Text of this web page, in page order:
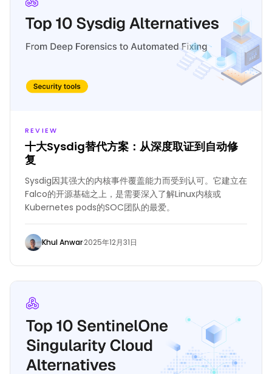
REVIEW
十大Sysdig替代方案：从深度取证到自动修
复
Sysdig因其强大的内核事件覆盖能力而受到认可。它建立在
Falco的开源基础之上，是需要深入了解Linux内核或
Kubernetes pods的SOC团队的最爱。
Khul Anwar·2025年12月31日